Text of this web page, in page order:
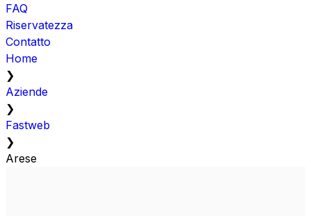
FAQ
Riservatezza
Contatto
Home
❯
Aziende
❯
Fastweb
❯
Arese